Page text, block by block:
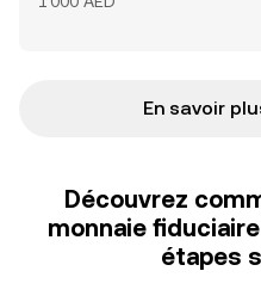
En savoir
Découvrez
monnaie
étapes